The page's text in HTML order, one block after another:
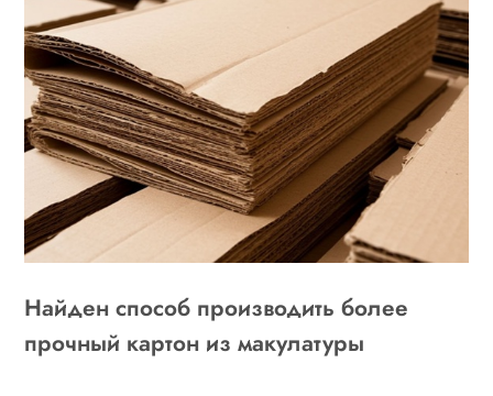
Найден способ производить более
прочный картон из макулатуры